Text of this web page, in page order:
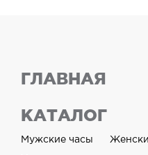
ГЛАВНАЯ
КАТАЛОГ
Мужские часы